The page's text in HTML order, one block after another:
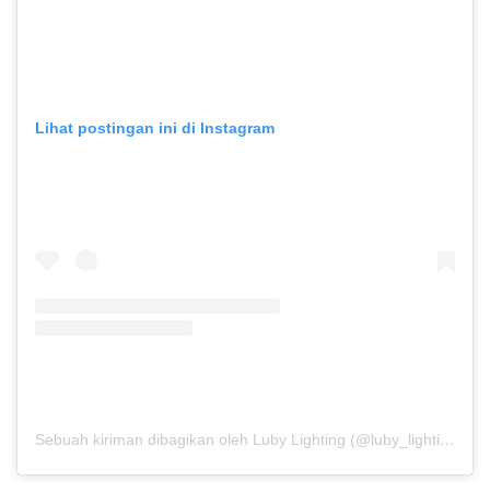
Lihat postingan ini di Instagram
Sebuah kiriman dibagikan oleh Luby Lighting (@luby_lighting)